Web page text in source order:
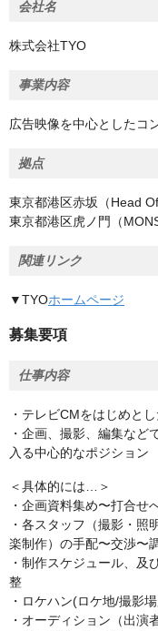
会社名
株式会社TYO
事業内容
広告映像を中心としたコ
拠点
東京都港区赤坂（Head
東京都港区虎ノ門（
関連リンク
▼TYOホームページ
募集要項
仕事内容
・テレビCMをはじめと
・企画、撮影、編集など
入る中心的なポジション
＜具体的には…＞
・企画資料集め〜打合せ
・各スタッフ（撮影・照
楽制作）の手配〜交渉〜
・制作スケジュール、及
整
・ロケハン(ロケ地/撮影
・オーディション（出演